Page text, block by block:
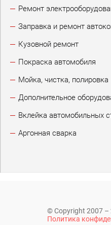
Ремонт
Заправка и ремонт
Кузовной ремонт
Покраска автомобиля
Мойка, чистка, полировка
Дополнительное
Вклейка автомобильных
Аргонная сварка
© Copyright 2007 –
Политика